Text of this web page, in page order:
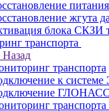
жгута
блока СКЗИ
транспорта
Назад
транспорта
к